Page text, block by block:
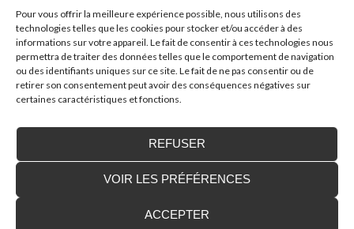
Pour vous offrir la meilleure expérience possible, nous utilisons des
technologies telles que les cookies pour stocker et/ou accéder à des
informations sur votre appareil. Le fait de consentir à ces technologies nous
permettra de traiter des données telles que le comportement de navigation
ou des identifiants uniques sur ce site. Le fait de ne pas consentir ou de
retirer son consentement peut avoir des conséquences négatives sur
certaines caractéristiques et fonctions.
ACCEPTER
REFUSER
VOIR LES PRÉFÉRENCES
Site web
Accessibilité Blog